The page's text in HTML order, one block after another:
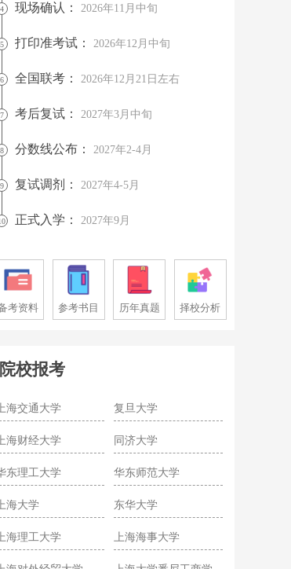
4 现场确认： 2026年11月中旬
5 打印准考试： 2026年12月中旬
6 全国联考： 2026年12月21日左右
7 考后复试： 2027年3月中旬
8 分数线公布： 2027年2-4月
9 复试调剂： 2027年4-5月
正式入学： 2027年9月
考资料 参考书目 历年真题 择校分析
院校报考
海交通大学 复旦大学
海财经大学 同济大学
东理工大学 华东师范大学
海大学 东华大学
海理工大学 上海海事大学